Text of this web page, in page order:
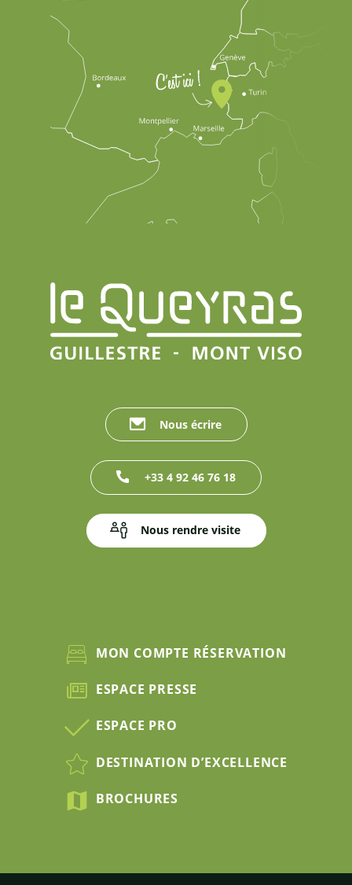
Nous écrire
+33 4 92 46 76 18
Nous rendre visite
MON COMPTE RÉSERVATION
ESPACE PRESSE
ESPACE PRO
DESTINATION D’EXCELLENCE
BROCHURES